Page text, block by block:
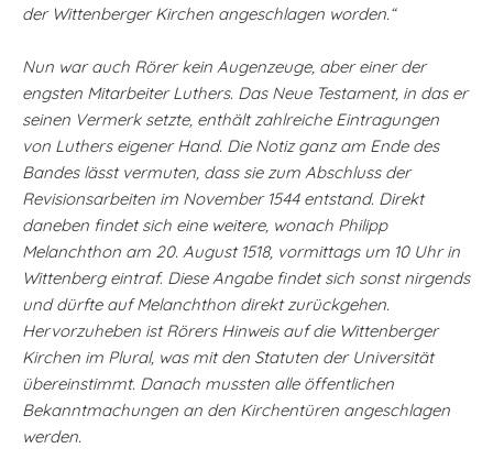
der Wittenberger Kirchen angeschlagen worden.“
Nun war auch Rörer kein Augenzeuge, aber einer der
engsten Mitarbeiter Luthers. Das Neue Testament, in das er
seinen Vermerk setzte, enthält zahlreiche Eintragungen
von Luthers eigener Hand. Die Notiz ganz am Ende des
Bandes lässt vermuten, dass sie zum Abschluss der
Revisionsarbeiten im November 1544 entstand. Direkt
daneben findet sich eine weitere, wonach Philipp
Melanchthon am 20. August 1518, vormittags um 10 Uhr in
Wittenberg eintraf. Diese Angabe findet sich sonst nirgends
und dürfte auf Melanchthon direkt zurückgehen.
Hervorzuheben ist Rörers Hinweis auf die Wittenberger
Kirchen im Plural, was mit den Statuten der Universität
übereinstimmt. Danach mussten alle öffentlichen
Bekanntmachungen an den Kirchentüren angeschlagen
werden.